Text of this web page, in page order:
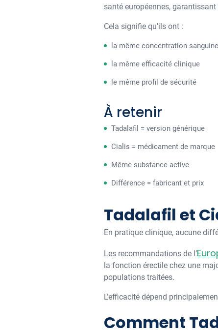
santé européennes,
Cela signifie qu’ils ont :
la même concentration sanguine
la même efficacité clinique
le même profil de sécurité
À retenir
Tadalafil = version générique
Cialis = médicament de marque
Même substance active
Différence = fabricant et prix
Tadalafil et
En pratique clinique, aucune
Les recommandations de l’
la fonction érectile chez une
populations traitées.
L’efficacité dépend
Comment